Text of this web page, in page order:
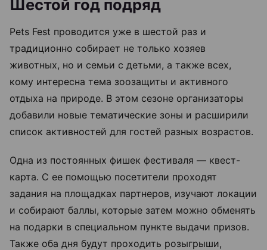
Шестой год подряд
Pets Fest проводится уже в шестой раз и
традиционно собирает не только хозяев
животных, но и семьи с детьми, а также всех,
кому интересна тема зоозащиты и активного
отдыха на природе. В этом сезоне организаторы
добавили новые тематические зоны и расширили
список активностей для гостей разных возрастов.
Одна из постоянных фишек фестиваля — квест-
карта. С ее помощью посетители проходят
задания на площадках партнеров, изучают локации
и собирают баллы, которые затем можно обменять
на подарки в специальном пункте выдачи призов.
Также оба дня будут проходить розыгрыши,